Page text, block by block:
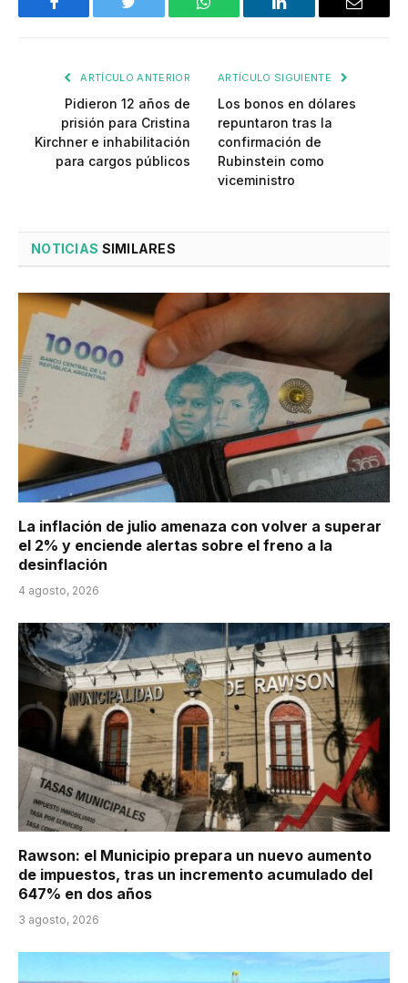
Facebook Twitter WhatsApp LinkedIn Email
ARTÍCULO ANTERIOR
Pidieron 12 años de
prisión para Cristina
Kirchner e inhabilitación
para cargos públicos
ARTÍCULO SIGUIENTE
Los bonos en dólares
repuntaron tras la
confirmación de
Rubinstein como
viceministro
NOTICIAS SIMILARES
La inflación de julio amenaza con volver a superar
el 2% y enciende alertas sobre el freno a la
desinflación
4 agosto, 2026
Rawson: el Municipio prepara un nuevo aumento
de impuestos, tras un incremento acumulado del
647% en dos años
3 agosto, 2026